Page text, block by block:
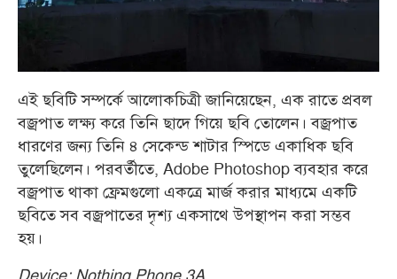
এই ছবিটি সম্পর্কে আলোকচিত্রী জানিয়েছেন, এক রাতে প্রবল
বজ্রপাত লক্ষ্য করে তিনি ছাদে গিয়ে ছবি তোলেন। বজ্রপাত
ধারণের জন্য তিনি ৪ সেকেন্ড শাটার স্পিডে একাধিক ছবি
তুলেছিলেন। পরবর্তীতে, Adobe Photoshop ব্যবহার করে
বজ্রপাত থাকা ফ্রেমগুলো একত্রে মার্জ করার মাধ্যমে একটি
ছবিতে সব বজ্রপাতের দৃশ্য একসাথে উপস্থাপন করা সম্ভব
হয়।